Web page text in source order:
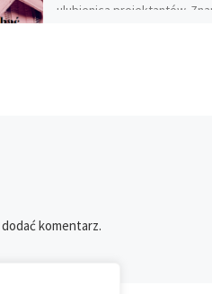
ulubienica projektantów.
komentarz.